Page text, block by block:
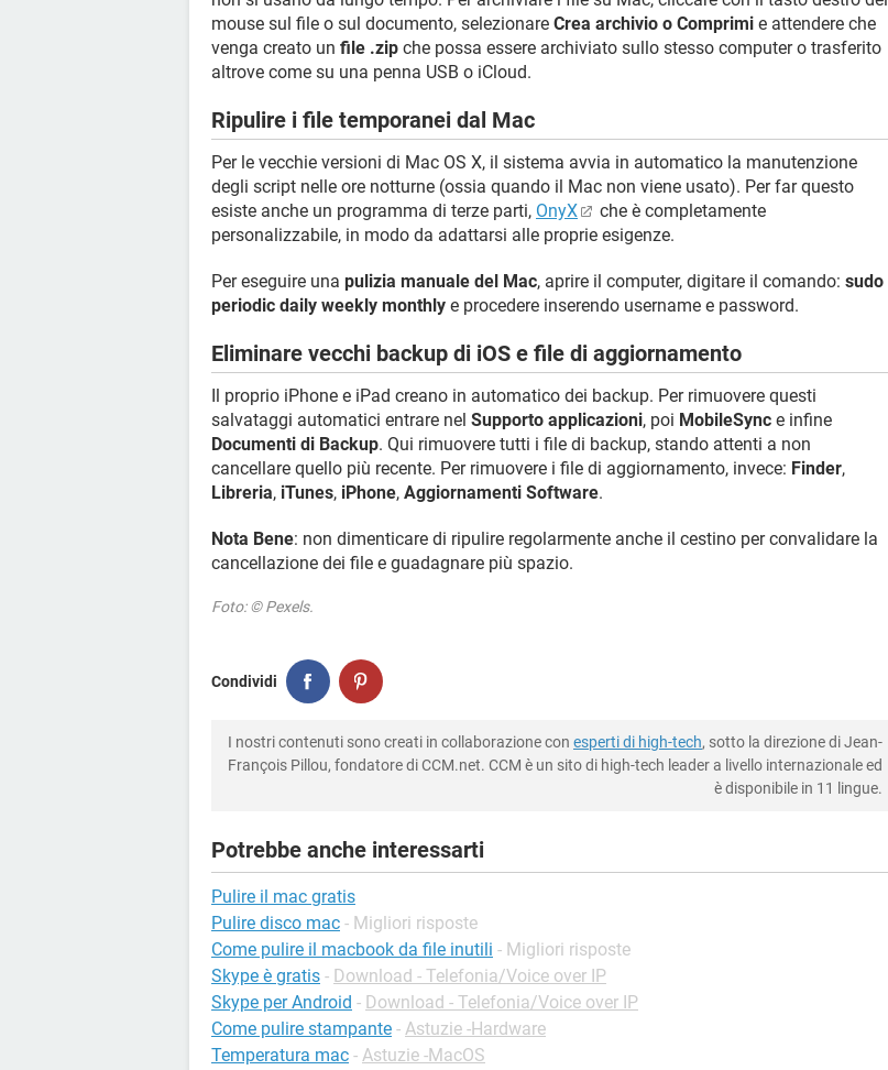
mouse sul file o sul documento, selezionare Crea archivio o Comprimi e attendere che
venga creato un file .zip che possa essere archiviato sullo stesso computer o trasferito
altrove come su una penna USB o iCloud.
Ripulire i file temporanei dal Mac
Per le vecchie versioni di Mac OS X, il sistema avvia in automatico la manutenzione
degli script nelle ore notturne (ossia quando il Mac non viene usato). Per far questo
esiste anche un programma di terze parti, OnyX
che è completamente
personalizzabile, in modo da adattarsi alle proprie esigenze.
Per eseguire una pulizia manuale del Mac, aprire il computer, digitare il comando: sudo
periodic daily weekly monthly e procedere inserendo username e password.
Eliminare vecchi backup di iOS e file di aggiornamento
Il proprio iPhone e iPad creano in automatico dei backup. Per rimuovere questi
salvataggi automatici entrare nel Supporto applicazioni, poi MobileSync e infine
Documenti di Backup. Qui rimuovere tutti i file di backup, stando attenti a non
cancellare quello più recente. Per rimuovere i file di aggiornamento, invece: Finder,
Libreria, iTunes, iPhone, Aggiornamenti Software.
Nota Bene: non dimenticare di ripulire regolarmente anche il cestino per convalidare la
cancellazione dei file e guadagnare più spazio.
Foto: © Pexels.
Condividi
I nostri contenuti sono creati in collaborazione con esperti di high-tech, sotto la direzione di Jean-
François Pillou, fondatore di CCM.net. CCM è un sito di high-tech leader a livello internazionale ed
è disponibile in 11 lingue.
Potrebbe anche interessarti
Pulire il mac gratis
Pulire disco mac - Migliori risposte
Come pulire il macbook da file inutili - Migliori risposte
Skype è gratis - Download - Telefonia/Voice over IP
Skype per Android - Download - Telefonia/Voice over IP
Come pulire stampante - Astuzie -Hardware
Temperatura mac - Astuzie -MacOS